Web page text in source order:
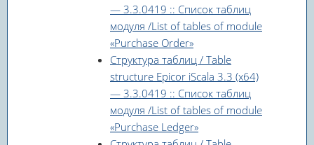
— 3.3.0419 :: Список таблиц
модуля /List of tables of module
«Purchase Order»
Структура таблиц / Table
structure Epicor iScala 3.3 (x64)
— 3.3.0419 :: Список таблиц
модуля /List of tables of module
«Purchase Ledger»